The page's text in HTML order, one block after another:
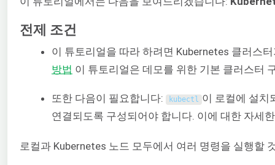
전제 조건
이 튜토리얼을 따라 하려면 Kubernetes 클러스
방법 이 튜토리얼은 데모를 위한 기본 클러스터
또한 다음이 필요합니다: kubectl 이 로컬에 설치
연결되도록 구성되어야 합니다. 이에 대한 자세
로컬과 Kubernetes 노드 모두에서 여러 명령을 실행할